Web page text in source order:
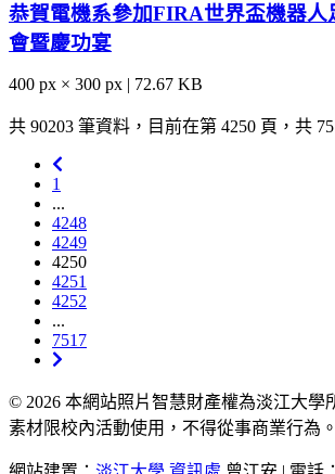
恭賀電機系參加FIRA世界盃機器人
會暨慶功宴
400 px × 300 px | 72.67 KB
共 90203 筆資料，目前在第 4250 頁，共
1
...
4248
4249
4250
4251
4252
...
7517
© 2026 本網站照片智慧財產權為淡江大學
素材限校內活動使用，不得從事商業行為。